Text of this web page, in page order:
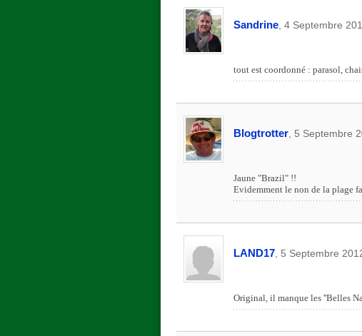
Sandrine, 4 Septembre
tout est coordonné : parasol,
Blogtrotter, 5 Septembre
Jaune "Brazil" !!
Evidemment le non de la plage
LAND17, 5 Septembre
Original, il manque les ''Belles